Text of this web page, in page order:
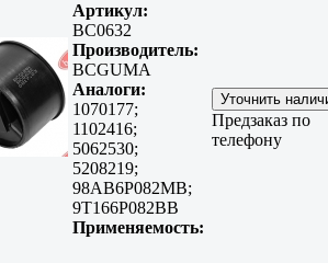
Артикул:
BC0632
Производитель:
BCGUMA
Аналоги:
1070177;
1102416;
5062530;
5208219;
98AB6P082MB;
9T166P082BB
Применяемость:
Предзаказ по
телефону